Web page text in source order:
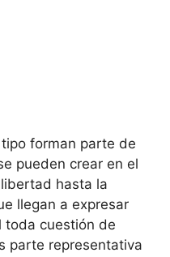
forman parte de
pueden crear en el
hasta la
llegan a expresar
toda cuestión de
parte representativa